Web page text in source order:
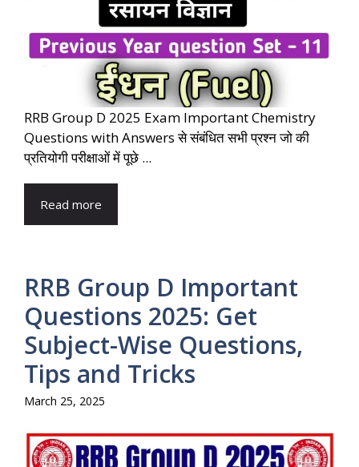
RRB Group D 2025 Exam Important Chemistry
Questions with Answers से संबंधित सभी प्रश्न जो की
प्रतियोगी परीक्षाओं में पूछे ...
Read more
RRB Group D Important
Questions 2025: Get
Subject-Wise Questions,
Tips and Tricks
March 25, 2025